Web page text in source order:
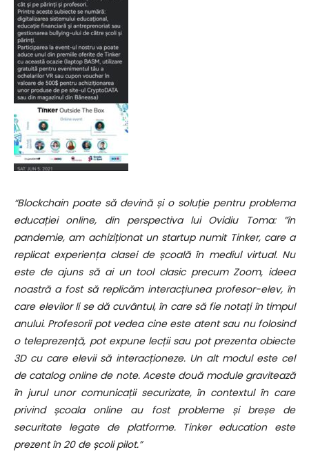
“Blockchain poate să devină și o soluție pentru problema
educației online, din perspectiva lui Ovidiu Toma: ”în
pandemie, am achiziționat un startup numit Tinker, care a
replicat experiența clasei de școală în mediul virtual. Nu
este de ajuns să ai un tool clasic precum Zoom, ideea
noastră a fost să replicăm interacțiunea profesor-elev, în
care elevilor li se dă cuvântul, în care să fie notați în timpul
anului. Profesorii pot vedea cine este atent sau nu folosind
o teleprezență, pot expune lecții sau pot prezenta obiecte
3D cu care elevii să interacționeze. Un alt modul este cel
de catalog online de note. Aceste două module gravitează
în jurul unor comunicații securizate, în contextul în care
privind școala online au fost probleme și breșe de
securitate legate de platforme. Tinker education este
prezent în 20 de școli pilot.”